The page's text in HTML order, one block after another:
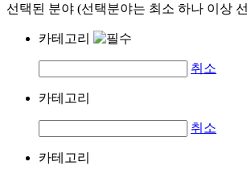
선택된 분야 (선택분야는 최소 하나 이상
카테고리
취소
카테고리
취소
카테고리